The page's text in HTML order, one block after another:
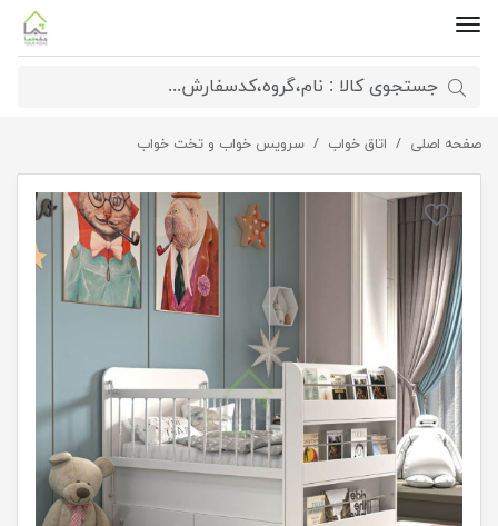
صفحه اصلی اتاق خواب سرویس خواب و تخت خواب تختخواب نوزاد سایز 130*70